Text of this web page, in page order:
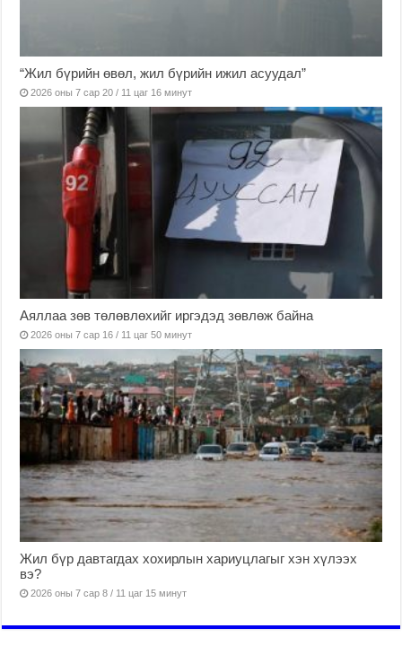
“Жил бүрийн өвөл, жил бүрийн ижил асуудал”
2026 оны 7 сар 20 / 11 цаг 16 минут
Аяллаа зөв төлөвлөхийг иргэдэд зөвлөж байна
2026 оны 7 сар 16 / 11 цаг 50 минут
Жил бүр давтагдах хохирлын хариуцлагыг хэн хүлээх
вэ?
2026 оны 7 сар 8 / 11 цаг 15 минут